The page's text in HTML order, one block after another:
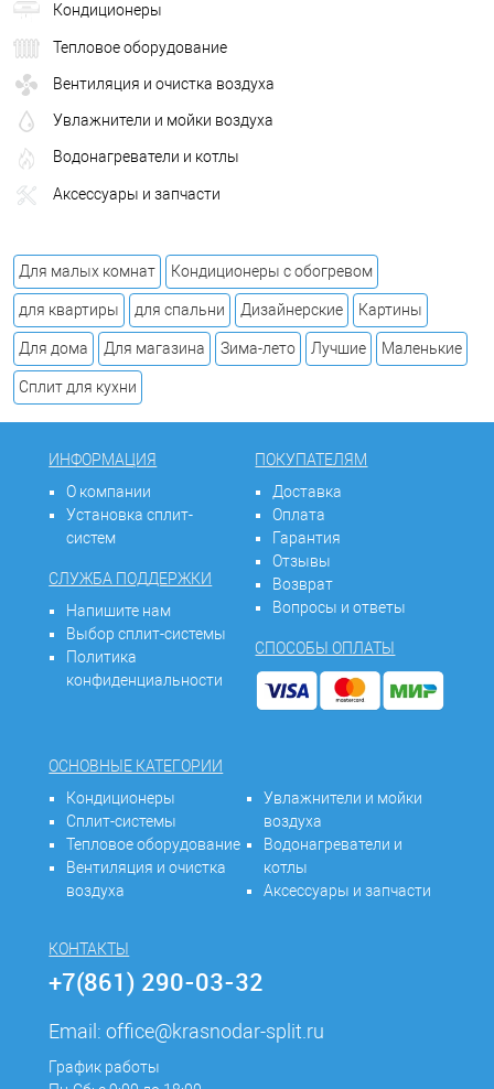
Кондиционеры
Тепловое оборудование
Вентиляция и очистка воздуха
Увлажнители и мойки воздуха
Водонагреватели и котлы
Аксессуары и запчасти
Для малых комнат Кондиционеры с обогревом
для квартиры для спальни Дизайнерские Картины
Для дома Для магазина Зима-лето Лучшие Маленькие
Сплит для кухни
ИНФОРМАЦИЯ
О компании
Установка сплит-
систем
СЛУЖБА ПОДДЕРЖКИ
Напишите нам
Выбор сплит-системы
Политика
конфиденциальности
ПОКУПАТЕЛЯМ
Доставка
Оплата
Гарантия
Отзывы
Возврат
Вопросы и ответы
СПОСОБЫ ОПЛАТЫ
ОСНОВНЫЕ КАТЕГОРИИ
Кондиционеры
Сплит-системы
Тепловое оборудование
Вентиляция и очистка
воздуха
Увлажнители и мойки
воздуха
Водонагреватели и
котлы
Аксессуары и запчасти
КОНТАКТЫ
+7(861) 290-03-32
Email:office@krasnodar-split.ru
График работы